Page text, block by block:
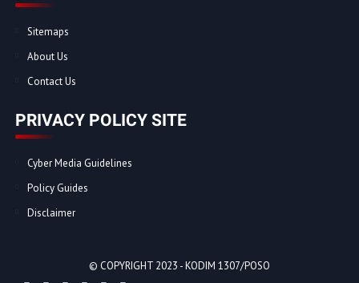
Sitemaps
About Us
Contact Us
PRIVACY POLICY SITE
Cyber Media Guidelines
Policy Guides
Disclaimer
© COPYRIGHT 2023 -KODIM 1307/POSO